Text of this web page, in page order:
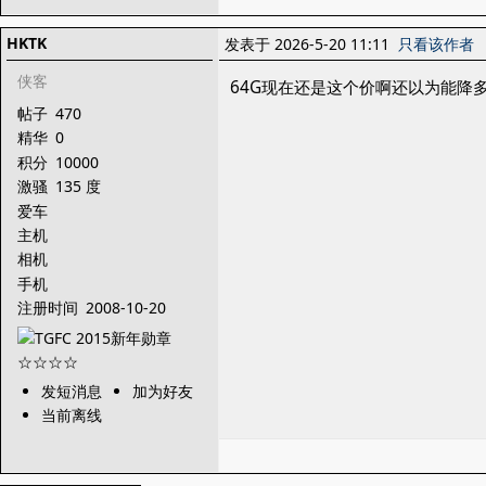
HKTK
侠客
帖子 470
精华 0
积分 10000
激骚 135 度
爱车
主机
相机
手机
注册时间 2008-10-20
发短消息
加为好友
当前离线
发表于 2026-5-20 11:11 只看该作者
64G现在还是这个价啊还以为能降